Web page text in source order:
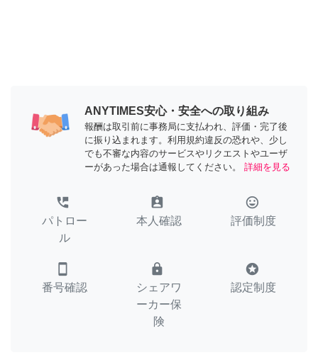
ANYTIMES安心・安全への取り組み
報酬は取引前に事務局に支払われ、評価・完了後
に振り込まれます。利用規約違反の恐れや、少し
でも不審な内容のサービスやリクエストやユーザ
ーがあった場合は通報してください。
詳細を見る
perm_phone_msg
パトロー
ル
assignment_ind
本人確認
tag_faces
評価制度
smartphone
番号確認
lock
シェアワ
ーカー保
険
stars
認定制度